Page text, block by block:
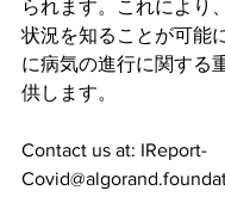
られます。これにより
状況を知ることが可能
に病気の進行に関する
供します。
Contact us at: IReport-